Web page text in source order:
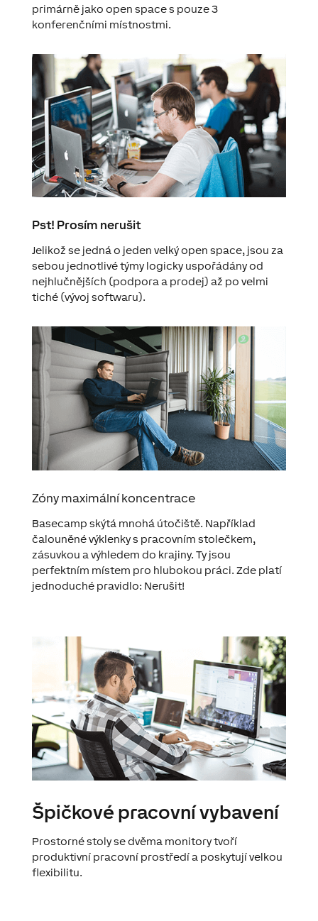
primárně jako open space s pouze 3
konferenčními místnostmi.
Pst! Prosím nerušit
Jelikož se jedná o jeden velký open space, jsou za
sebou jednotlivé týmy logicky uspořádány od
nejhlučnějších (podpora a prodej) až po velmi
tiché (vývoj softwaru).
Zóny maximální koncentrace
Basecamp skýtá mnohá útočiště. Například
čalouněné výklenky s pracovním stolečkem,
zásuvkou a výhledem do krajiny. Ty jsou
perfektním místem pro hlubokou práci. Zde platí
jednoduché pravidlo: Nerušit!
Špičkové pracovní vybavení
Prostorné stoly se dvěma monitory tvoří
produktivní pracovní prostředí a poskytují velkou
flexibilitu.